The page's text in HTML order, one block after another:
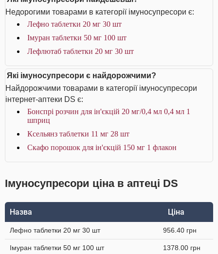
Недорогими товарами в категорії імуносупресори є:
Лефно таблетки 20 мг 30 шт
Імуран таблетки 50 мг 100 шт
Лефлютаб таблетки 20 мг 30 шт
Які імуносупресори є найдорожчими?
Найдорожчими товарами в категорії імуносупресори
інтернет-аптеки DS є:
Бонспрі розчин для ін'єкцій 20 мг/0,4 мл 0,4 мл 1
шприц
Ксельянз таблетки 11 мг 28 шт
Скафо порошок для ін'єкцій 150 мг 1 флакон
Імуносупресори ціна в аптеці DS
Назва Ціна
Лефно таблетки 20 мг 30 шт 956.40 грн
Імуран таблетки 50 мг 100 шт 1378.00 грн